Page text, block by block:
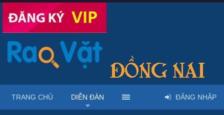
TRANG CHỦ DIỄN ĐÀN ĐĂNG NHẬP